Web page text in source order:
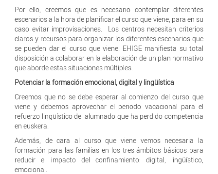
Por ello, creemos que es necesario contemplar diferentes
escenarios a la hora de planificar el curso que viene, para en su
caso evitar improvisaciones. Los centros necesitan criterios
claros y recursos para organizar los diferentes escenarios que
se pueden dar el curso que viene. EHIGE manifiesta su total
disposición a colaborar en la elaboración de un plan normativo
que aborde estas situaciones múltiples.
Potenciar la formación emocional, digital y lingüística
Creemos que no se debe esperar al comienzo del curso que
viene y debemos aprovechar el periodo vacacional para el
refuerzo lingüístico del alumnado que ha perdido competencia
en euskera.
Además, de cara al curso que viene vemos necesaria la
formación para las familias en los tres ámbitos básicos para
reducir el impacto del confinamiento: digital, lingüístico,
emocional.